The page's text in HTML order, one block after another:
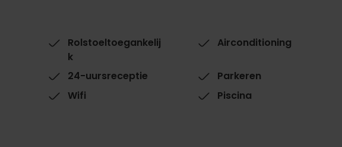
Rolstoeltoegankelij
k
Airconditioning
24-uursreceptie Parkeren
Wifi
Piscina